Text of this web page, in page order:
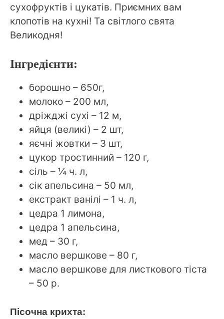
сухофруктів і цукатів. Приємних вам
клопотів на кухні! Та світлого свята
Великодня!
Інгредієнти:
борошно – 650г,
молоко – 200 мл,
дріжджі сухі – 12 м,
яйця (великі) – 2 шт,
яєчні жовтки – 3 шт,
цукор тростинний – 120 г,
сіль – ¼ ч. л,
сік апельсина – 50 мл,
екстракт ванілі – 1 ч. л,
цедра 1 лимона,
цедра 1 апельсина,
мед – 30 г,
масло вершкове – 80 г,
масло вершкове для листкового тіста
– 50 р.
Пісочна крихта: